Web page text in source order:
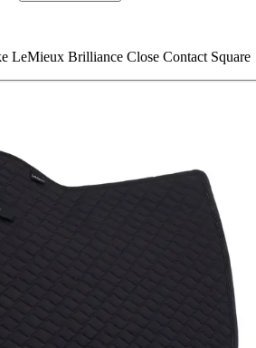
LeMieux Brilliance Close Contact Square